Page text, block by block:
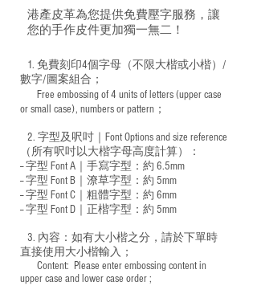
港產皮革為您提供免費壓字服務，讓
您的手作皮件更加獨一無二！
1. 免費刻印4個字母（不限大楷或小楷）/
數字/圖案組合；
Free embossing of 4 units of letters (upper case
or small case), numbers or pattern；
2. 字型及呎吋｜ Font Options and size reference
（所有呎吋以大楷字母高度計算）：
-- 字型 Font A｜手寫字型：約 6.5mm
-- 字型 Font B｜潦草字型： 約 5mm
-- 字型 Font C｜粗體字型：約 6mm
-- 字型 Font D｜正楷字型： 約 5mm
3. 內容：如有大小楷之分，請於下單時
直接使用大小楷輸入；
​ Content: Please enter embossing content in
upper case and lower case order ;